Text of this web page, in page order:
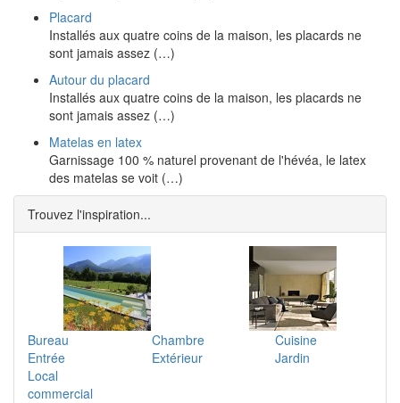
Placard
Installés aux quatre coins de la maison, les placards ne
sont jamais assez (…)
Autour du placard
Installés aux quatre coins de la maison, les placards ne
sont jamais assez (…)
Matelas en latex
Garnissage 100 % naturel provenant de l'hévéa, le latex
des matelas se voit (…)
Trouvez l'inspiration...
Bureau Chambre
Cuisine
Entrée
Extérieur
Jardin
Local
commercial